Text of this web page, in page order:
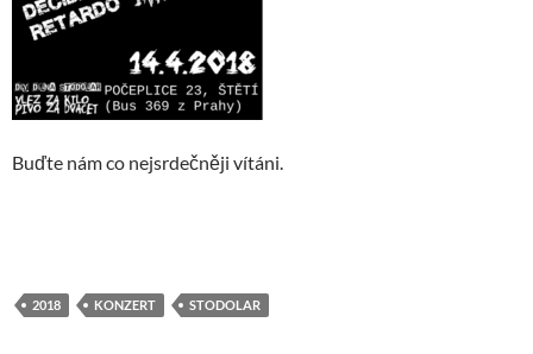
Buďte nám co nejsrdečněji vítáni.
2018 KONZERT STODOLAR